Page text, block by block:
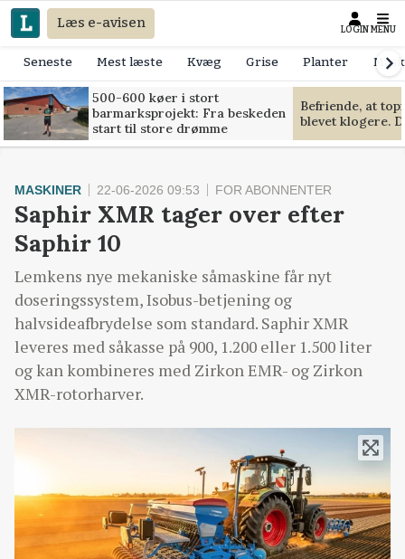
Læs e-avisen LOGIN MENU
Seneste Mest læste Kvæg Grise Planter
500-600 køer i stort
barmarksprojekt: Fra beskeden
start til store drømme
Befriende, at
blevet klogere.
MASKINER 22-06-2026 09:53 FOR ABONNENTER
Saphir XMR tager over efter
Saphir 10
Lemkens nye mekaniske såmaskine får nyt
doseringssystem, Isobus-betjening og
halvsideafbrydelse som standard. Saphir XMR
leveres med såkasse på 900, 1.200 eller 1.500 liter
og kan kombineres med Zirkon EMR- og Zirkon
XMR-rotorharver.